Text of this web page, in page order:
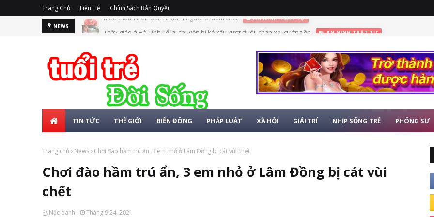
Trang Chủ Liên Hệ Chính Sách Bản Quyền
NEWS Thầy giáo ở Hà Tĩnh kể lại chuyện bị kẻ xấu rượt đuổi, chặn xe, cướp tiền AN NINH TRẬT TỰ
TIN TỨC THẾ GIỚI BIỂN ĐÔNG PHÁP LUẬT XÃ HỘI GIẢI TRÍ NHỊP SỐNG TRẺ PHÓNG SỰ
Trang chủ News Chơi đào hầm trú ẩn, 3 em nhỏ ở Lâm Đồng bị cát vùi chết
Chơi đào hầm trú ẩn, 3 em nhỏ ở Lâm Đồng bị cát vùi
chết
Nặc danh Tháng 9 24, 2021